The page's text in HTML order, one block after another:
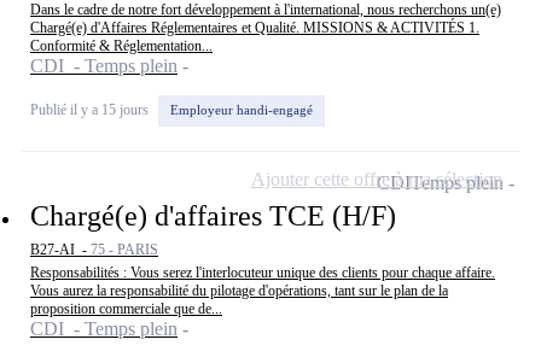
Dans le cadre de notre fort développement à l'international, nous recherchons un(e)
Chargé(e) d'Affaires Réglementaires et Qualité. MISSIONS & ACTIVITÉS 1.
Conformité & Réglementation...
CDI - Temps plein
Publié il y a 15 jours Employeur handi-engagé
Chargé(e) d'affaires TCE (H/F)
B27-AI - 75 - PARIS
Responsabilités : Vous serez l'interlocuteur unique des clients pour chaque affaire.
Vous aurez la responsabilité du pilotage d'opérations, tant sur le plan de la
proposition commerciale que de...
CDI - Temps plein
CDITemps plein
Ajouter cette offre à ma sélection